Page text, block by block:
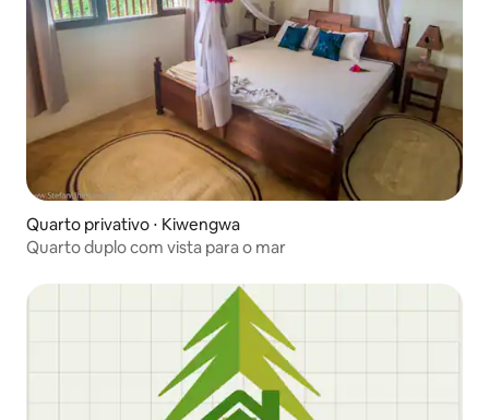
Quarto privativo ⋅ Kiwengwa
Quarto duplo com vista para o mar